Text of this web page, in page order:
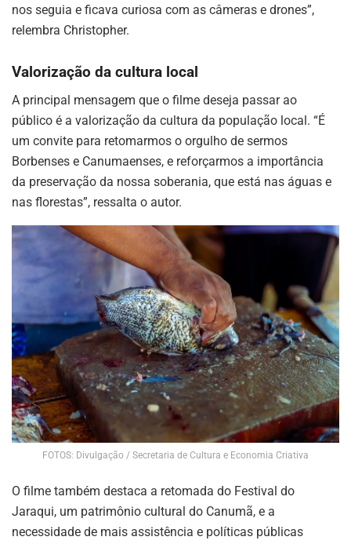
nos seguia e ficava curiosa com as câmeras e drones”,
relembra Christopher.
Valorização da cultura local
A principal mensagem que o filme deseja passar ao
público é a valorização da cultura da população local. “É
um convite para retomarmos o orgulho de sermos
Borbenses e Canumaenses, e reforçarmos a importância
da preservação da nossa soberania, que está nas águas e
nas florestas”, ressalta o autor.
FOTOS: Divulgação / Secretaria de Cultura e Economia Criativa
O filme também destaca a retomada do Festival do
Jaraqui, um patrimônio cultural do Canumã, e a
necessidade de mais assistência e políticas públicas